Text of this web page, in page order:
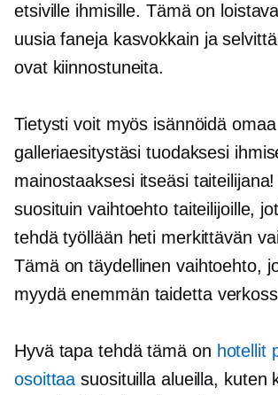
etsiville ihmisille. Tämä on
uusia faneja kasvokkain ja
ovat kiinnostuneita.
Tietysti voit myös isännöidä omaa
galleriaesitystäsi tuodaksesi
mainostaaksesi itseäsi
suosituin vaihtoehto taiteilijoille,
tehdä työllään heti merkittävän
Tämä on täydellinen vaihtoehto,
myydä enemmän taidetta
Hyvä tapa tehdä tämä on hotellit
osoittaasuosituilla alueilla, kuten